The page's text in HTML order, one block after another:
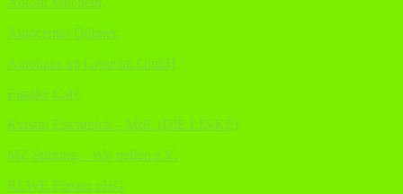
Autocenter Dübner,
Autohaus im Geiseltal GmbH
Eistaler Cafè
Kerstin Eisenreich – MdL (DIE LINKE)
MZ Stiftung – Wir helfen e.V.
REWE Förster oHG